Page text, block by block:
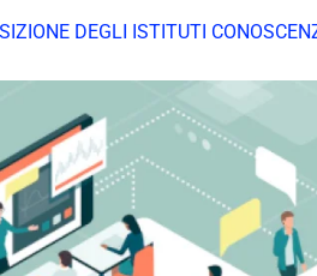
DEGLI ISTITUTI